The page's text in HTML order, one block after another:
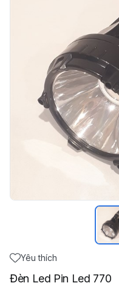
Yêu thích
Đèn Led Pin Led 770